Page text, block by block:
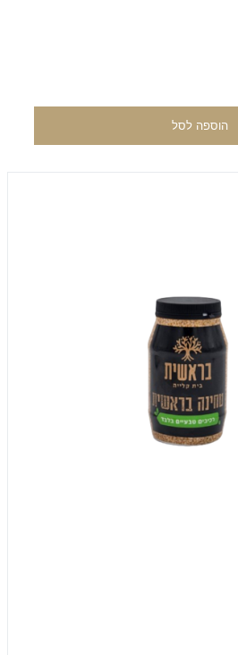
הוספה לסל